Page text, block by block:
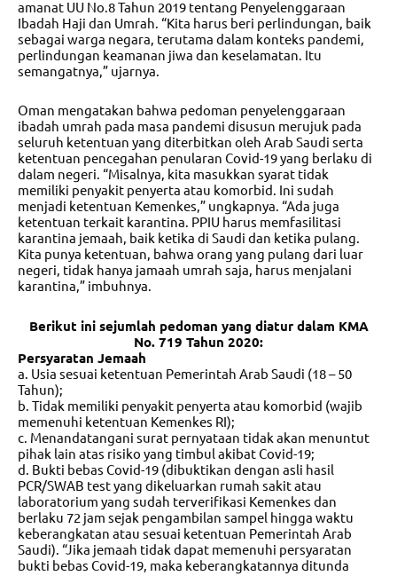
amanat UU No.8 Tahun 2019 tentang Penyelenggaraan
Ibadah Haji dan Umrah. “Kita harus beri perlindungan, baik
sebagai warga negara, terutama dalam konteks pandemi,
perlindungan keamanan jiwa dan keselamatan. Itu
semangatnya,” ujarnya.
Oman mengatakan bahwa pedoman penyelenggaraan
ibadah umrah pada masa pandemi disusun merujuk pada
seluruh ketentuan yang diterbitkan oleh Arab Saudi serta
ketentuan pencegahan penularan Covid-19 yang berlaku di
dalam negeri. “Misalnya, kita masukkan syarat tidak
memiliki penyakit penyerta atau komorbid. Ini sudah
menjadi ketentuan Kemenkes,” ungkapnya. “Ada juga
ketentuan terkait karantina. PPIU harus memfasilitasi
karantina jemaah, baik ketika di Saudi dan ketika pulang.
Kita punya ketentuan, bahwa orang yang pulang dari luar
negeri, tidak hanya jamaah umrah saja, harus menjalani
karantina,” imbuhnya.
Berikut ini sejumlah pedoman yang diatur dalam KMA
No. 719 Tahun 2020:
Persyaratan Jemaah
a. Usia sesuai ketentuan Pemerintah Arab Saudi (18 – 50
Tahun);
b. Tidak memiliki penyakit penyerta atau komorbid (wajib
memenuhi ketentuan Kemenkes RI);
c. Menandatangani surat pernyataan tidak akan menuntut
pihak lain atas risiko yang timbul akibat Covid-19;
d. Bukti bebas Covid-19 (dibuktikan dengan asli hasil
PCR/SWAB test yang dikeluarkan rumah sakit atau
laboratorium yang sudah terverifikasi Kemenkes dan
berlaku 72 jam sejak pengambilan sampel hingga waktu
keberangkatan atau sesuai ketentuan Pemerintah Arab
Saudi). “Jika jemaah tidak dapat memenuhi persyaratan
bukti bebas Covid-19, maka keberangkatannya ditunda